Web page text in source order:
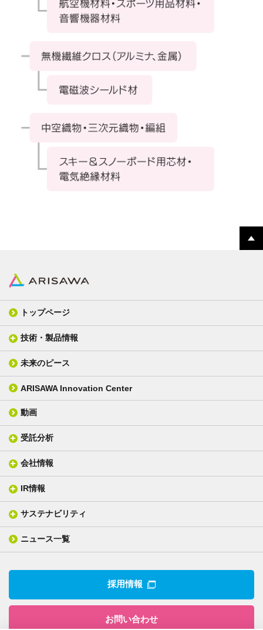
トップページ
技術・製品情報
FPC材料
カバーレイフィルム
銅張り積層板
層間接着シート
3D材料
電気絶縁・産業構造材料
織物製品
一般塗工製品
産業用構造材料
塗る
技術用語集
技術・製品情報トップ
未来のピース
ARISAWA Innovation Center
動画
受託分析
分析メニュー(事例)
分析装置
分析ニュース
会社情報
会社概要
組織図
事業所
関係企業
IR情報
IR情報トップ
IRライブラリー
IRニュース
サステナビリティ
サステナビリティ・マネジメント
社会との関わり
ニュース一覧
採用情報
お問い合わせ